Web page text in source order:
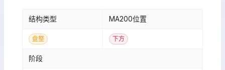
结构类型 MA200位置
盘整 下方
阶段